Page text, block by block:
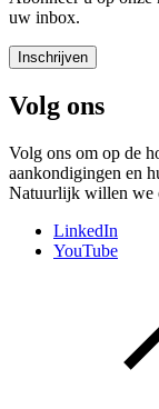
uw inbox.
Inschrijven
Volg ons
Volg ons om op de
aankondigingen en
Natuurlijk willen we
LinkedIn
YouTube